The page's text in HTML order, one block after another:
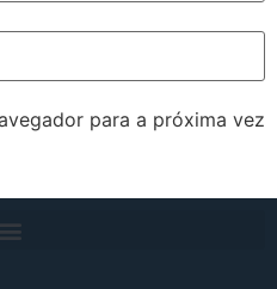
para a próxima vez